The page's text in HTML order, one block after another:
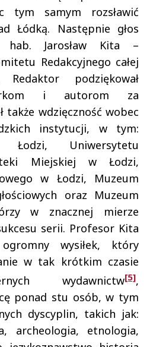
tym samym rozsławić
Łódką. Następnie głos
Jarosław Kita –
Redakcyjnego całej
podziękował
i autorom za
także wdzięczność wobec
instytucji, w tym:
Łodzi, Uniwersytetu
Miejskiej w Łodzi,
w Łodzi, Muzeum
oraz Muzeum
w znacznej mierze
serii. Profesor Kita
wysiłek, który
w tak krótkim czasie
wydawnictw[5],
ponad stu osób, w tym
dyscyplin, takich jak:
archeologia, etnologia,